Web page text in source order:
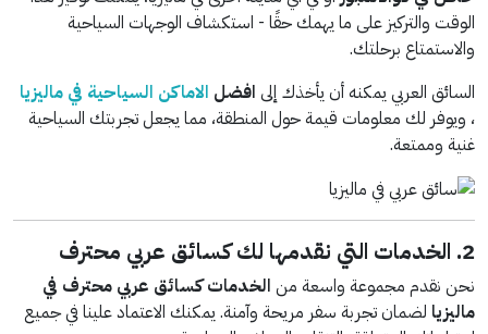
الوقت والتركيز على ما يهمك حقًا - استكشاف الوجهات السياحية
والاستمتاع برحلتك.
السائق العربي يمكنه أن يأخذك إلى افضل الاماكن السياحية في ماليزيا
، ويوفر لك معلومات قيمة حول المنطقة، مما يجعل تجربتك السياحية
غنية وممتعة.
2. الخدمات التي نقدمها لك كسائق عربي محترف
نحن نقدم مجموعة واسعة من الخدمات كسائق عربي محترف في
ماليزيا لضمان تجربة سفر مريحة وآمنة. يمكنك الاعتماد علينا في جميع